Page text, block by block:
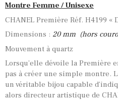
Montre Femme / Unisexe
CHANEL Première Réf. H4199 «
Dimensions : 20 mm (hors
Mouvement à quartz
Lorsqu’elle dévoile la Première
pas à créer une simple montre.
un véritable bijou capable
alors directeur artistique de